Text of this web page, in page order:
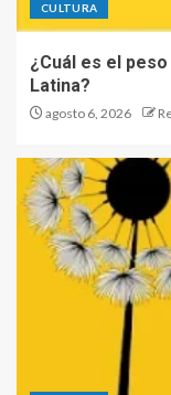
CULTURA
¿Cuál es el
Latina?
agosto 6, 2026